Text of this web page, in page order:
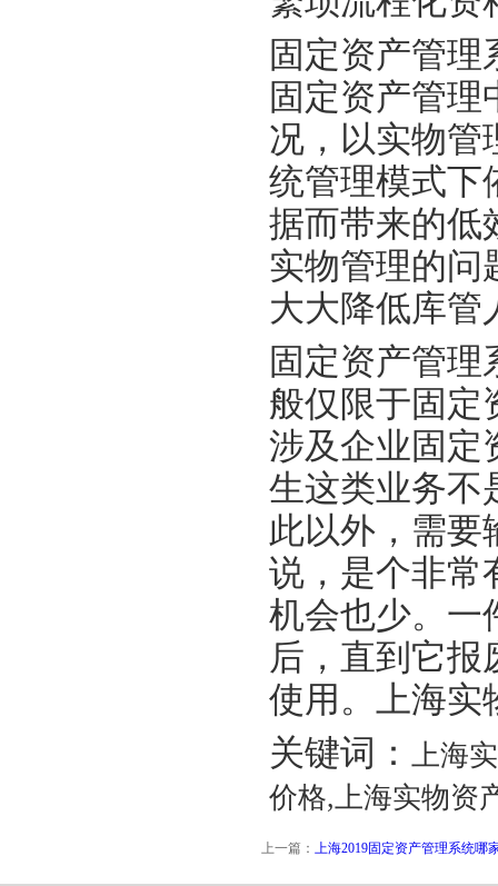
固定资产管
固定资产管
况，以实物管
统管理模式下
据而带来的低
实物管理的问
大大降低库管
固定资产管
般仅限于固定
涉及企业固定
生这类业务不
此以外，需要
说，是个非常
机会也少。一
后，直到它报
使用。上海实
关键词： 上海
价格,上海实物资
上一篇： 上海2019固定资产管理系统哪